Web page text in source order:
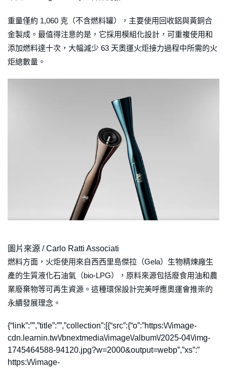
重量僅約 1,060 克（不含燃料罐），主要使用回收鋁與黃銅合
金製成。最值得注意的是，它採用模組化設計，可重複使用和
添加燃料達十次，大幅減少 63 天奧運火炬接力過程中所需的火
炬總數量。
圖片來源 / Carlo Ratti Associati
燃料方面，火炬使用來自西西里島傑拉（Gela）生物精煉廠生
產的生質液化石油氣（bio-LPG），原料來源包括廢食用油和農
業廢棄物等可再生資源。這種環保設計完美呼應奧運會推崇的
永續發展理念。
{“link”:””,”title”:””,”collection”:[{“src”:{“o”:”https:\/\/image-
cdn.learnin.tw\/bnextmedia\/image\/album\/2025-04\/img-
1745464588-94120.jpg?w=2000&output=webp”,”xs”:”
https:\/\/image-